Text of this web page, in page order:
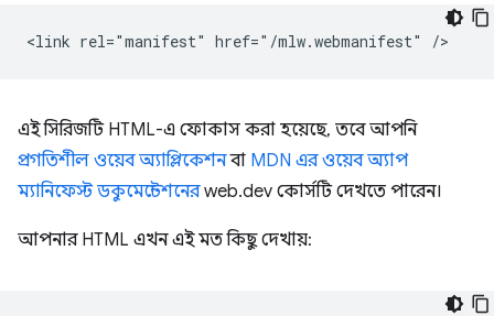
এই সিরিজটি HTML-এ ফোকাস করা হয়েছে, তবে আপনি
প্রগতিশীল ওয়েব অ্যাপ্লিকেশনবা MDN এর ওয়েব অ্যাপ
ম্যানিফেস্ট ডকুমেন্টেশনেরweb.dev কোর্সটি দেখতে পারেন।
আপনার HTML এখন এই মত কিছু দেখায়: